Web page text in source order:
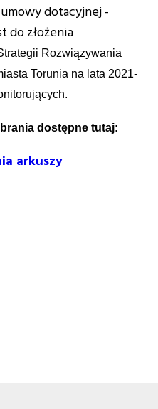
dotacyjnej -
do złożenia
Rozwiązywania
Torunia na lata 2021-
dostępne tutaj:
arkuszy